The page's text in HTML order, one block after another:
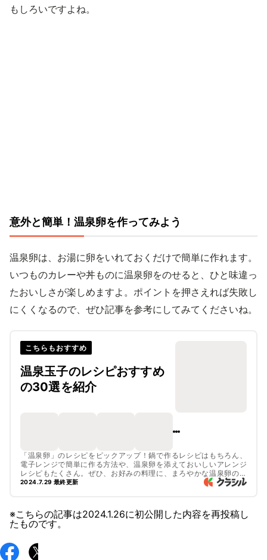
もしろいですよね。
意外と簡単！温泉卵を作ってみよう
温泉卵は、お湯に卵をいれておくだけで簡単に作れます。
いつものカレーや丼ものに温泉卵をのせると、ひと味違っ
たおいしさが楽しめますよ。ポイントを押さえれば失敗し
にくくなるので、ぜひ記事を参考にしてみてくださいね。
こちらもおすすめ
温泉玉子のレシピおすすめ
の30選を紹介
「温泉卵」のレシピをピックアップ！鍋で作るレシピはもちろん、
電子レンジで簡単に作る方法や、温泉卵を添えておいしいアレンジ
レシピもたくさん。ぜひ、お好みの料理に、まろやかな温泉卵のア
クセントえお添えてお召し上がりくださいね。
2024.7.29 最終更新
※こちらの記事は2024.1.26に初公開した内容を再投稿し
たものです。